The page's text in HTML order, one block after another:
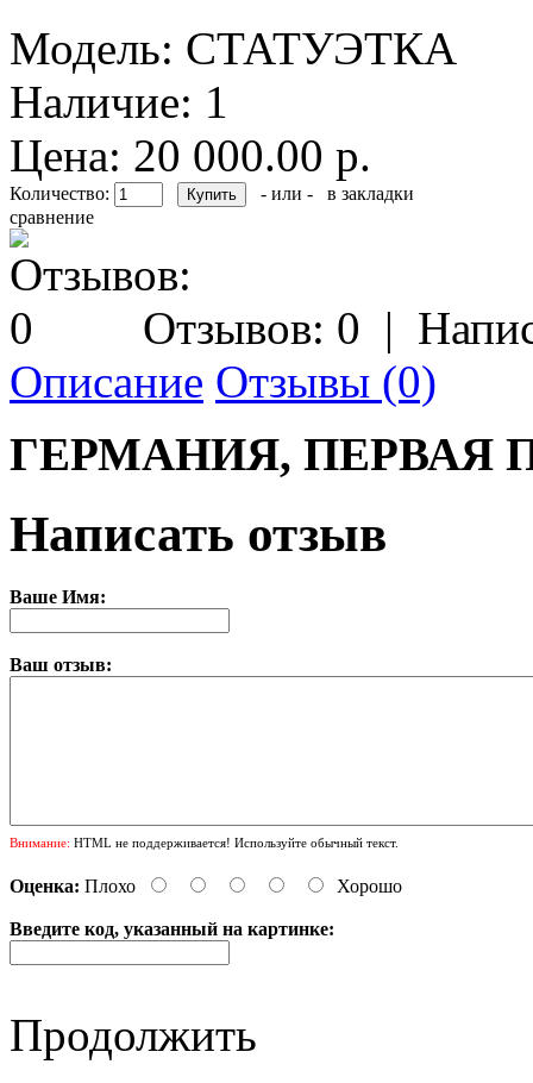
Модель: СТАТУЭТКА
Наличие: 1
Цена: 20 000.00 р.
Количество: - или -
в закладки
сравнение
Отзывов: 0 |
Описание Отзывы (0)
ГЕРМАНИЯ, ПЕРВАЯ
Написать отзыв
Ваше Имя:
Ваш отзыв:
Внимание: HTML не поддерживается! Используйте обычный текст.
Оценка: Плохо Хорошо
Введите код, указанный на картинке:
Продолжить